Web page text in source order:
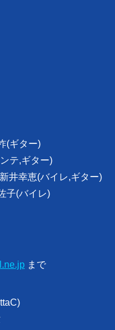
(ギター)
テ,ギター)
新井幸恵(バイレ,ギター)
子(バイレ)
まで